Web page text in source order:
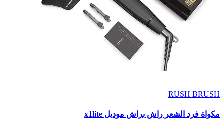
RUSH BRUSH
مكواة فرد الشعر راش براش موديل x1lite